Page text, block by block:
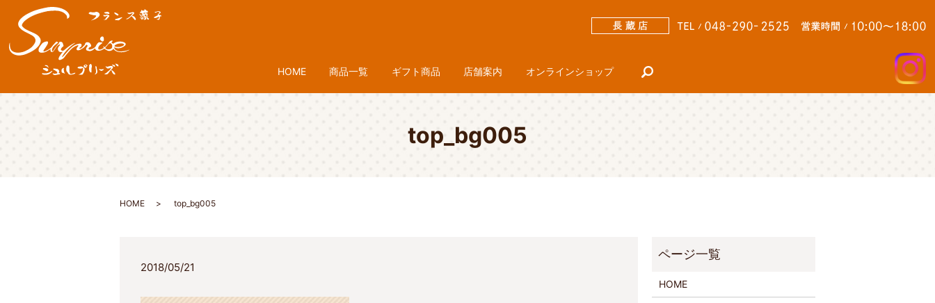
HOME 商品一覧 ギフト商品 店舗案内 オンラインショップ
top_bg005
HOME top_bg005
2018/05/21
HOME